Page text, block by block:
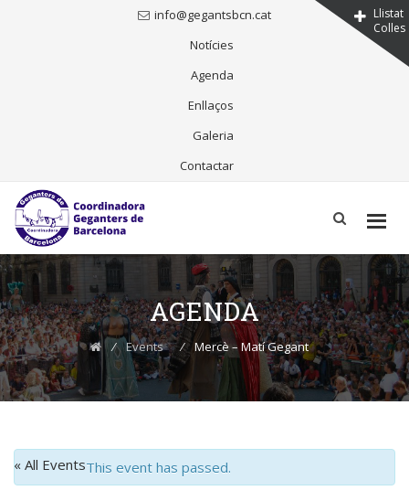
Llistat
Colles
info@gegantsbcn.cat
Notícies
Agenda
Enllaços
Galeria
Contactar
Skip
to
content
AGENDA
⁄ Events ⁄ Mercè – Matí Gegant
« All EventsThis event has passed.